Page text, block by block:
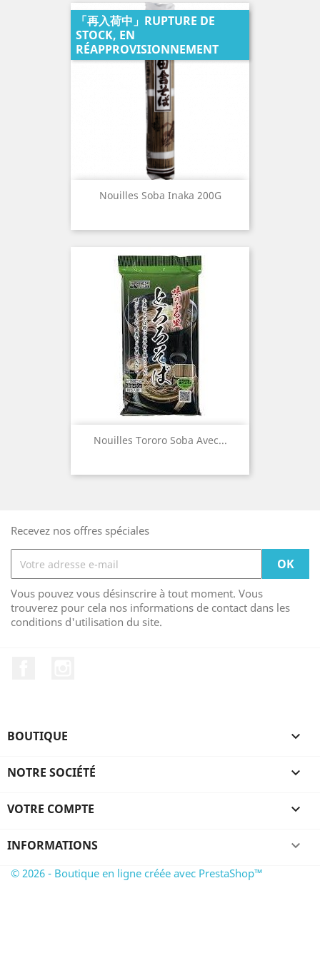
Nouilles Soba Inaka 200G
「再入荷中」RUPTURE DE
STOCK, EN
RÉAPPROVISIONNEMENT
Nouilles Tororo Soba Avec...
Recevez nos offres spéciales
Vous pouvez vous désinscrire à tout moment. Vous
trouverez pour cela nos informations de contact dans les
conditions d'utilisation du site.
BOUTIQUE 
NOTRE SOCIÉTÉ 
VOTRE COMPTE 
INFORMATIONS keyboard_arrow_down
© 2026 - Boutique en ligne créée avec PrestaShop™